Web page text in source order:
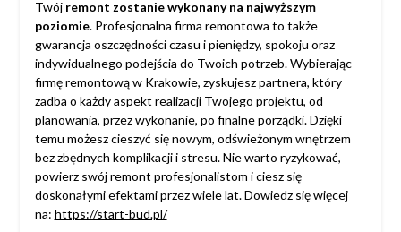
Twój remont zostanie wykonany na najwyższym
poziomie. Profesjonalna firma remontowa to także
gwarancja oszczędności czasu i pieniędzy, spokoju oraz
indywidualnego podejścia do Twoich potrzeb. Wybierając
firmę remontową w Krakowie, zyskujesz partnera, który
zadba o każdy aspekt realizacji Twojego projektu, od
planowania, przez wykonanie, po finalne porządki. Dzięki
temu możesz cieszyć się nowym, odświeżonym wnętrzem
bez zbędnych komplikacji i stresu. Nie warto ryzykować,
powierz swój remont profesjonalistom i ciesz się
doskonałymi efektami przez wiele lat. Dowiedz się więcej
na: https://start-bud.pl/